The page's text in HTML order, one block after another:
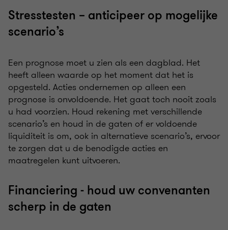
Stresstesten – anticipeer op mogelijke
scenario’s
Een prognose moet u zien als een dagblad. Het
heeft alleen waarde op het moment dat het is
opgesteld. Acties ondernemen op alleen een
prognose is onvoldoende. Het gaat toch nooit zoals
u had voorzien. Houd rekening met verschillende
scenario’s en houd in de gaten of er voldoende
liquiditeit is om, ook in alternatieve scenario’s, ervoor
te zorgen dat u de benodigde acties en
maatregelen kunt uitvoeren.
Financiering - houd uw convenanten
scherp in de gaten